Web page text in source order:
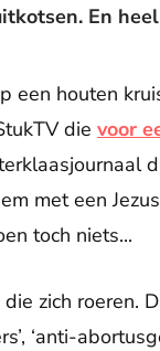
En
een houten
die voor
met een
toch niets...
zich roeren.
‘anti-